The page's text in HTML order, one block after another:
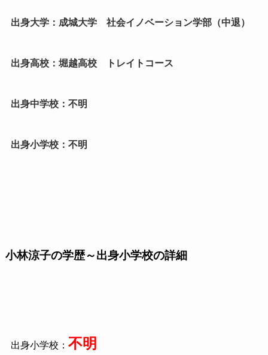
出身大学：成城大学 社会イノベーション学部（中退）
出身高校：堀越高校 トレイトコース
出身中学校：不明
出身小学校：不明
小林涼子の学歴～出身小学校の詳細
出身小学校： 不明